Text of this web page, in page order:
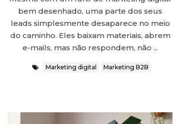
bem desenhado, uma parte dos seus
leads simplesmente desaparece no meio
do caminho. Eles baixam materiais, abrem
e-mails, mas não respondem, não ...
Marketing digital Marketing B2B